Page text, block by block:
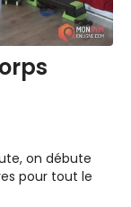
on débute
pour tout le